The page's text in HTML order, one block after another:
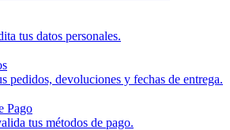
tus datos personales.
pedidos, devoluciones y fechas de entrega.
Pago
tus métodos de pago.